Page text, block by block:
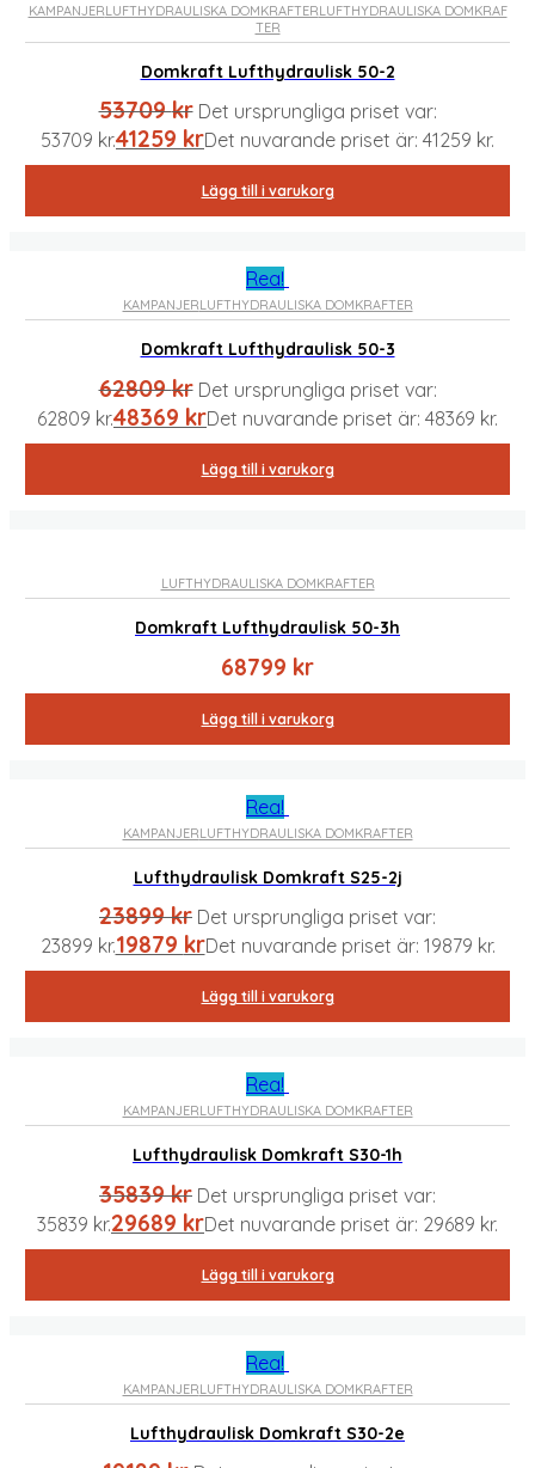
KAMPANJERLUFTHYDRAULISKA DOMKRAFTERLUFTHYDRAULISKA DOMKRAF
TER
Domkraft Lufthydraulisk 50-2
53709kr Det ursprungliga priset var:
53709 kr.41259 krDet nuvarande priset är: 41259 kr.
Lägg till i varukorg
Rea!
KAMPANJERLUFTHYDRAULISKA DOMKRAFTER
Domkraft Lufthydraulisk 50-3
62809kr Det ursprungliga priset var:
62809 kr.48369 krDet nuvarande priset är: 48369 kr.
Lägg till i varukorg
LUFTHYDRAULISKA DOMKRAFTER
Domkraft Lufthydraulisk 50-3h
68799 kr
Lägg till i varukorg
Rea!
KAMPANJERLUFTHYDRAULISKA DOMKRAFTER
Lufthydraulisk Domkraft S25-2j
23899kr Det ursprungliga priset var:
23899 kr.19879 krDet nuvarande priset är: 19879 kr.
Lägg till i varukorg
Rea!
KAMPANJERLUFTHYDRAULISKA DOMKRAFTER
Lufthydraulisk Domkraft S30-1h
35839kr Det ursprungliga priset var:
35839 kr.29689 krDet nuvarande priset är: 29689 kr.
Lägg till i varukorg
Rea!
KAMPANJERLUFTHYDRAULISKA DOMKRAFTER
Lufthydraulisk Domkraft S30-2e